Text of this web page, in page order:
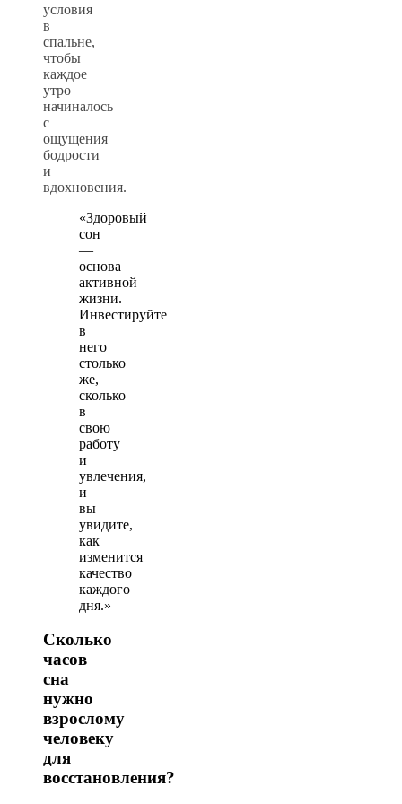
условия
в
спальне,
чтобы
каждое
утро
начиналось
с
ощущения
бодрости
и
вдохновения.
«Здоровый
сон
—
основа
активной
жизни.
Инвестируйте
в
него
столько
же,
сколько
в
свою
работу
и
увлечения,
и
вы
увидите,
как
изменится
качество
каждого
дня.»
Сколько
часов
сна
нужно
взрослому
человеку
для
восстановления?